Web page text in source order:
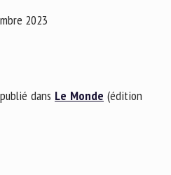
2023
dans Le Monde (édition